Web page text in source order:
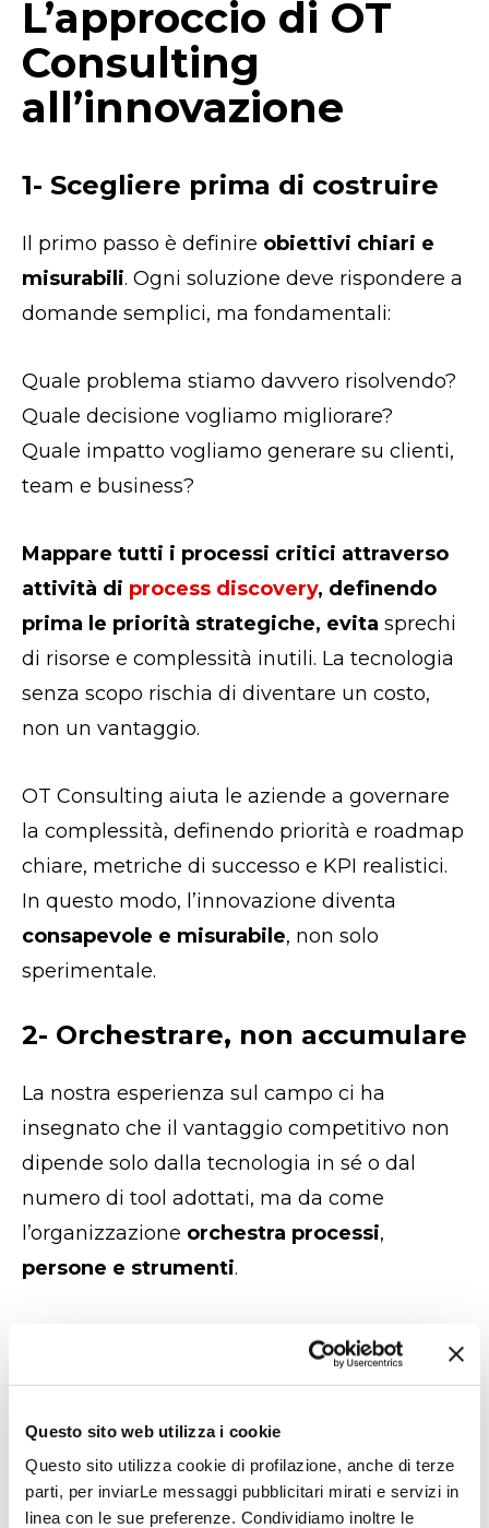
Questo sito web utilizza i cookie
Questo sito utilizza cookie di profilazione, anche di terze
parti, per inviarLe messaggi pubblicitari mirati e servizi in
linea con le sue preferenze. Condividiamo inoltre le
L’approccio di OT
Consulting
all’innovazione
1- Scegliere prima di costruire
Il primo passo è definire obiettivi chiari e
misurabili. Ogni soluzione deve rispondere a
domande semplici, ma fondamentali:
Quale problema stiamo davvero risolvendo?
Quale decisione vogliamo migliorare?
Quale impatto vogliamo generare su clienti,
team e business?
Mappare tutti i processi critici attraverso
attività di process discovery, definendo
prima le priorità strategiche, evita sprechi
di risorse e complessità inutili. La tecnologia
senza scopo rischia di diventare un costo,
non un vantaggio.
OT Consulting aiuta le aziende a governare
la complessità, definendo priorità e roadmap
chiare, metriche di successo e KPI realistici.
In questo modo, l’innovazione diventa
consapevole e misurabile, non solo
sperimentale.
2- Orchestrare, non accumulare
La nostra esperienza sul campo ci ha
insegnato che il vantaggio competitivo non
dipende solo dalla tecnologia in sé o dal
numero di tool adottati, ma da come
l’organizzazione orchestra processi,
persone e strumenti.
Anche secondo un recente report di Gartner
su digital transformation e change
progettano sistemi come ecosistemi
intelligenti e non come componenti isolati,
sono le più efficaci nella trasformazione